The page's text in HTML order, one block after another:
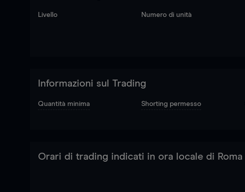
Livello Numero di unità
Informazioni sul Trading
Quantità minima Shorting permesso
Orari di trading indicati in ora locale di Roma